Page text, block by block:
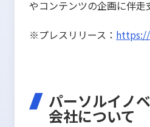
やコンテンツの企画に伴走
※プレスリリース：
パーソルイノ
会社について